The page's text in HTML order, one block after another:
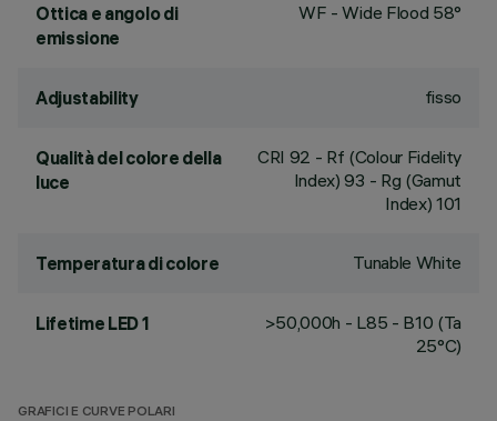
Ottica e angolo di
emissione
WF - Wide Flood 58°
Adjustability fisso
Qualità del colore della
luce
CRI 92 - Rf (Colour Fidelity
Index) 93 - Rg (Gamut
Index) 101
Temperatura di colore Tunable White
Lifetime LED 1
>50,000h - L85 - B10 (Ta
25°C)
GRAFICI E CURVE POLARI